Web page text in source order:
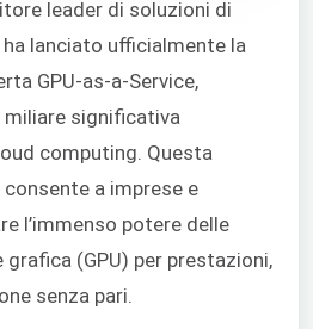
leader di soluzioni di
lanciato ufficialmente la
GPU-as-a-Service,
miliare significativa
computing. Questa
a imprese e
l’immenso potere delle
(GPU) per prestazioni,
senza pari.